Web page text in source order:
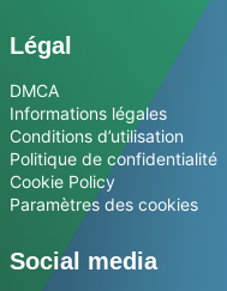
Légal
DMCA
Informations légales
Conditions d’utilisation
Politique de confidentialité
Cookie Policy
Paramètres des cookies
Social media